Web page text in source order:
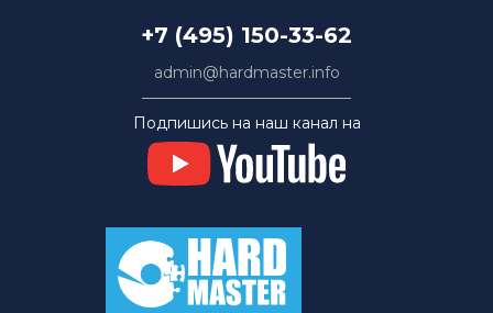
+7 (495) 150-33-62
admin@hardmaster.info
Подпишись на наш канал на